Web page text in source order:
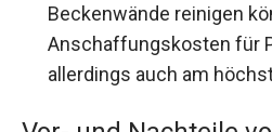
Beckenwände reinigen
Anschaffungskosten für
allerdings auch am